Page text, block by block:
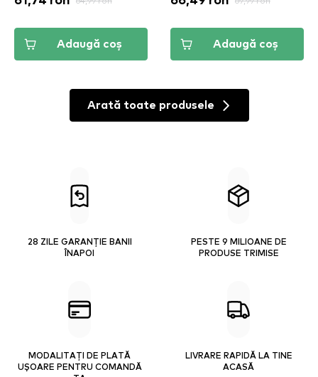
Adaugă coș Adaugă coș
Arată toate produsele
28 ZILE GARANȚIE BANII
ÎNAPOI
PESTE 9 MILIOANE DE
PRODUSE TRIMISE
MODALITAȚI DE PLATĂ
UȘOARE PENTRU COMANDĂ
LIVRARE RAPIDĂ LA TINE
ACASĂ